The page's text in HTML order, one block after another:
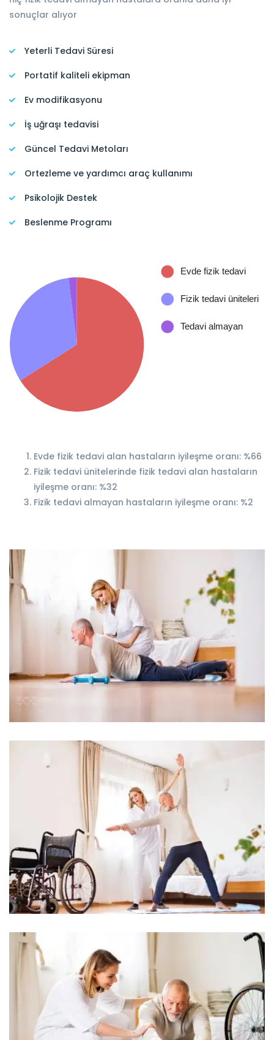
sonuçlar alıyor
Yeterli Tedavi Süresi
Portatif kaliteli ekipman
Ev modifikasyonu
İş uğraşı tedavisi
Güncel Tedavi Metoları
Ortezleme ve yardımcı araç kullanımı
Psikolojik Destek
Beslenme Programı
Evde fizik tedavi alan hastaların iyileşme oranı: %66
Fizik tedavi ünitelerinde fizik tedavi alan hastaların
iyileşme oranı: %32
Fizik tedavi almayan hastaların iyileşme oranı: %2